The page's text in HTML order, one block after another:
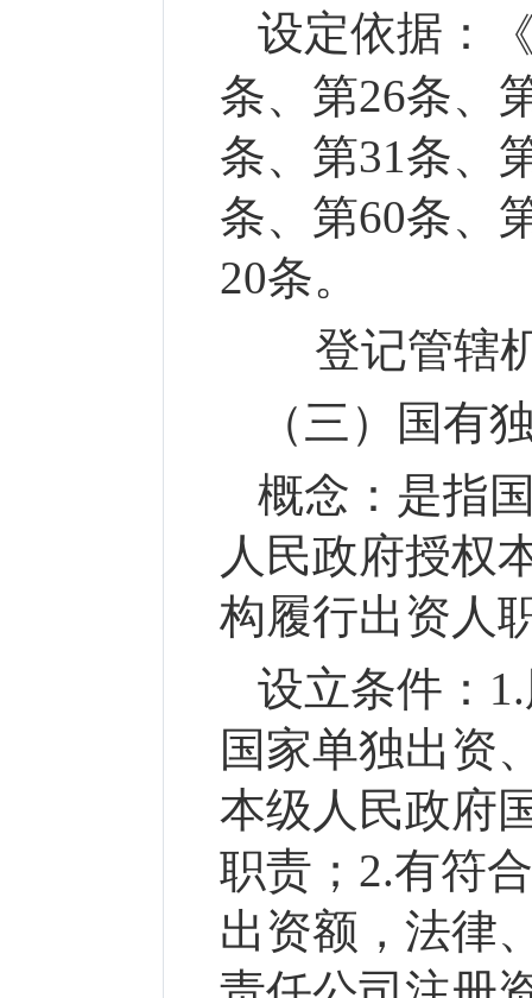
设定依据：
条、第26条、
条、第31条、
条、第60条、
20条。
登记管辖
（三）国有
概念： 是指
人民政府授权
构履行出资人
设立条件：
国家单独出资
本级人民政府
职责；2.有符
出资额，法律